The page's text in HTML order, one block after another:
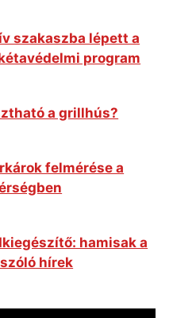
szakaszba lépett a
program
a grillhús?
felmérése a
hamisak a
hírek